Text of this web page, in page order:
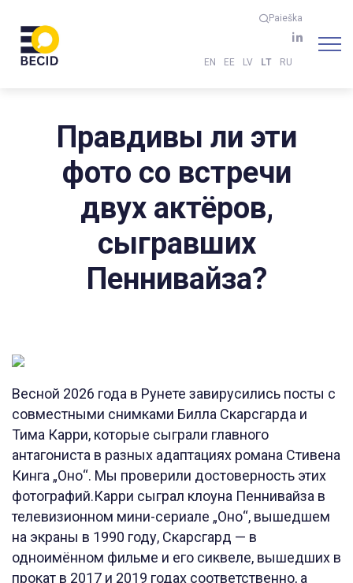
Paieška
EN EE LV LT RU
Правдивы ли эти
фото со встречи
двух актёров,
сыгравших
Пеннивайза?
Весной 2026 года в Рунете завирусились посты с
совместными снимками Билла Скарсгарда и
Тима Карри, которые сыграли главного
антагониста в разных адаптациях романа Стивена
Кинга „Оно“. Мы проверили достоверность этих
фотографий.Карри сыграл клоуна Пеннивайза в
телевизионном мини-сериале „Оно“, вышедшем
на экраны в 1990 году, Скарсгард — в
одноимённом фильме и его сиквеле, вышедших в
прокат в 2017 и 2019 годах соответственно, а